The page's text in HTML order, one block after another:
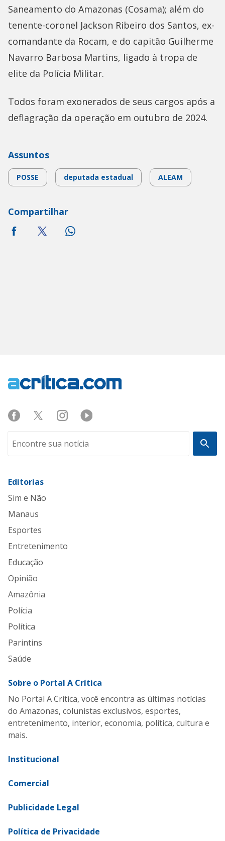
Saneamento do Amazonas (Cosama); além do
tenente-coronel Jackson Ribeiro dos Santos, ex-
comandante da Rocam, e do capitão Guilherme
Navarro Barbosa Martins, ligado à tropa de
elite da Polícia Militar.
Todos foram exonerados de seus cargos após a
deflagração da operação em outubro de 2024.
Assuntos
POSSE deputada estadual ALEAM
Compartilhar
Editorias
Sim e Não
Manaus
Esportes
Entretenimento
Educação
Opinião
Amazônia
Polícia
Política
Parintins
Saúde
Sobre o Portal A Crítica
No Portal A Crítica, você encontra as últimas notícias
do Amazonas, colunistas exclusivos, esportes,
entretenimento, interior, economia, política, cultura e
mais.
Institucional
Comercial
Publicidade Legal
Política de Privacidade